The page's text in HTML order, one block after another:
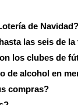
de Navidad?
las seis de la
los clubes de
de alcohol en
compras?